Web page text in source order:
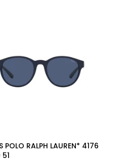
POLO RALPH LAUREN* 4176